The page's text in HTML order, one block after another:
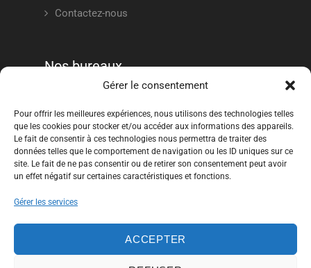
Gérer le consentement
Pour offrir les meilleures expériences, nous utilisons des technologies telles
que les cookies pour stocker et/ou accéder aux informations des appareils.
Le fait de consentir à ces technologies nous permettra de traiter des
données telles que le comportement de navigation ou les ID uniques sur ce
site. Le fait de ne pas consentir ou de retirer son consentement peut avoir
un effet négatif sur certaines caractéristiques et fonctions.
Gérer les services
ACCEPTER
Contactez-nous
Nos bureaux
CONDE
+33 (0) 3 27 21 87 20
contact@tcl-travauxpublics.fr
PAGE TCL